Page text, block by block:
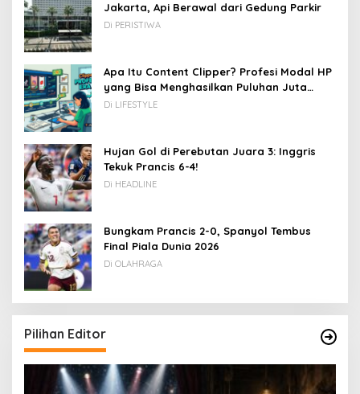
Jakarta, Api Berawal dari Gedung Parkir
Di PERISTIWA
Apa Itu Content Clipper? Profesi Modal HP
yang Bisa Menghasilkan Puluhan Juta
Rupiah
Di LIFESTYLE
Hujan Gol di Perebutan Juara 3: Inggris
Tekuk Prancis 6-4!
Di HEADLINE
Bungkam Prancis 2-0, Spanyol Tembus
Final Piala Dunia 2026
Di OLAHRAGA
Pilihan Editor